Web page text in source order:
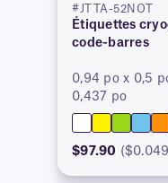
#JTTA-52NOT
Étiquettes
code-barres
0,94 po x 0,5
0,437 po
$97.90